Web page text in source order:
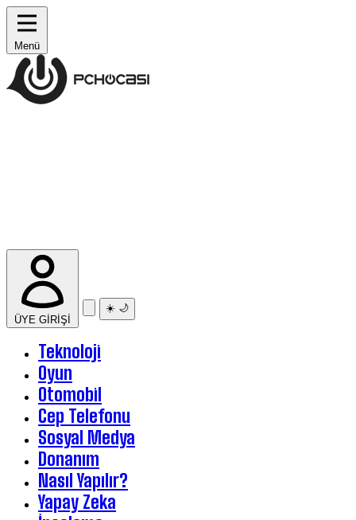
Menü
ÜYE GİRİŞİ
☀️ 🌙
Teknoloji
Oyun
Otomobil
Cep Telefonu
Sosyal Medya
Donanım
Nasıl Yapılır?
Yapay Zeka